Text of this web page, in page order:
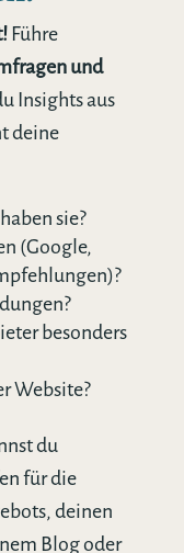
Führe
und
Insights aus
deine
sie?
(Google,
besonders
Website?
du
für die
deinen
Blog oder